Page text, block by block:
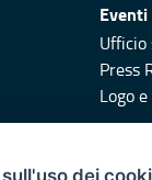
Ufficio
Press
Logo
dei